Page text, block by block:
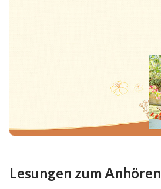
Lesungen zum Anhören